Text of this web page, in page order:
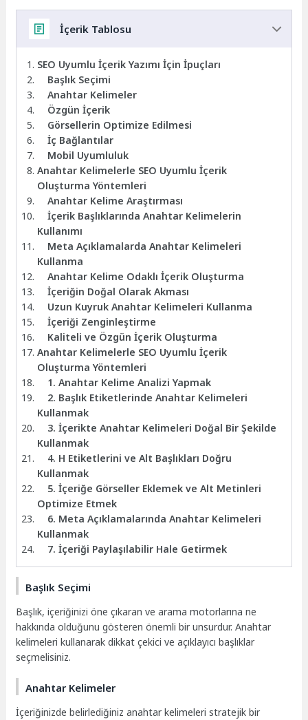
İçerik Tablosu
SEO Uyumlu İçerik Yazımı İçin İpuçları
Başlık Seçimi
Anahtar Kelimeler
Özgün İçerik
Görsellerin Optimize Edilmesi
İç Bağlantılar
Mobil Uyumluluk
Anahtar Kelimelerle SEO Uyumlu İçerik
Oluşturma Yöntemleri
Anahtar Kelime Araştırması
İçerik Başlıklarında Anahtar Kelimelerin
Kullanımı
Meta Açıklamalarda Anahtar Kelimeleri
Kullanma
Anahtar Kelime Odaklı İçerik Oluşturma
İçeriğin Doğal Olarak Akması
Uzun Kuyruk Anahtar Kelimeleri Kullanma
İçeriği Zenginleştirme
Kaliteli ve Özgün İçerik Oluşturma
Anahtar Kelimelerle SEO Uyumlu İçerik
Oluşturma Yöntemleri
1. Anahtar Kelime Analizi Yapmak
2. Başlık Etiketlerinde Anahtar Kelimeleri
Kullanmak
3. İçerikte Anahtar Kelimeleri Doğal Bir Şekilde
Kullanmak
4. H Etiketlerini ve Alt Başlıkları Doğru
Kullanmak
5. İçeriğe Görseller Eklemek ve Alt Metinleri
Optimize Etmek
6. Meta Açıklamalarında Anahtar Kelimeleri
Kullanmak
7. İçeriği Paylaşılabilir Hale Getirmek
Başlık Seçimi
Başlık, içeriğinizi öne çıkaran ve arama motorlarına ne
hakkında olduğunu gösteren önemli bir unsurdur. Anahtar
kelimeleri kullanarak dikkat çekici ve açıklayıcı başlıklar
seçmelisiniz.
Anahtar Kelimeler
İçeriğinizde belirlediğiniz anahtar kelimeleri stratejik bir